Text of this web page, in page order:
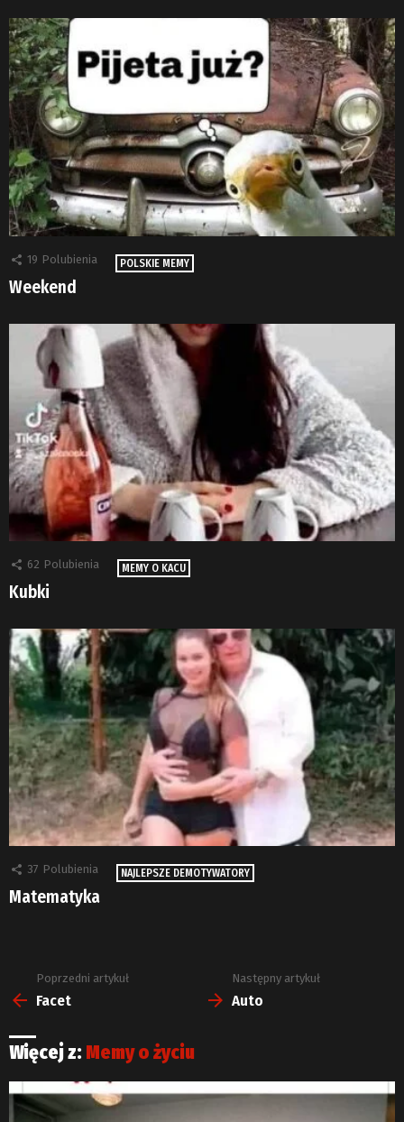
19 Polubienia POLSKIE MEMY
Weekend
62 Polubienia MEMY O KACU
Kubki
37 Polubienia NAJLEPSZE DEMOTYWATORY
Matematyka
Zobacz
więcej
Poprzedni artykuł
Facet
Następny artykuł
Auto
Więcej z: Memy o życiu